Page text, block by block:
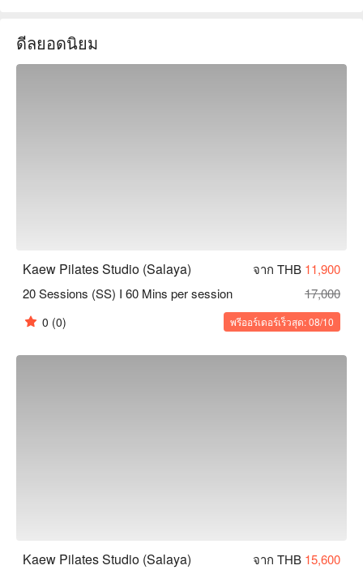
เสริมสร้างกล้ามเนื้อแกน ปรับปรุงความยืดหยุ่น หรือหาวิธีผ่อน
คลายร่างกายและจิตใจ สตูดิโอแค้วพิลาทิสเป็นตัวเลือกที่เหมาะ
ดีลยอดนิยม
Kaew Pilates Studio (Salaya) จาก THB 11,900
20 Sessions (SS) I 60 Mins per session
17,000
0 (0) พรีออร์เดอร์เร็วสุด: 08/10
Kaew Pilates Studio (Salaya) จาก THB 15,600